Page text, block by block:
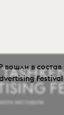
вошли в
Festival